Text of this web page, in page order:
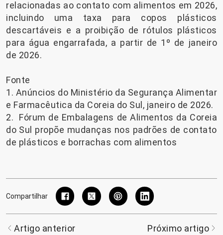
relacionadas ao contato com alimentos em 2026,
incluindo uma taxa para copos plásticos
descartáveis ​​e a proibição de rótulos plásticos
para água engarrafada, a partir de 1º de janeiro
de 2026.
Fonte
1. Anúncios do Ministério da Segurança Alimentar
e Farmacêutica da Coreia do Sul, janeiro de 2026.
2. Fórum de Embalagens de Alimentos da Coreia
do Sul propõe mudanças nos padrões de contato
de plásticos e borrachas com alimentos
Compartilhar
Artigo anterior Próximo artigo